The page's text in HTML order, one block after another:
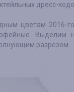
дресс-
цветам 2016-
Выделим
разрезом.